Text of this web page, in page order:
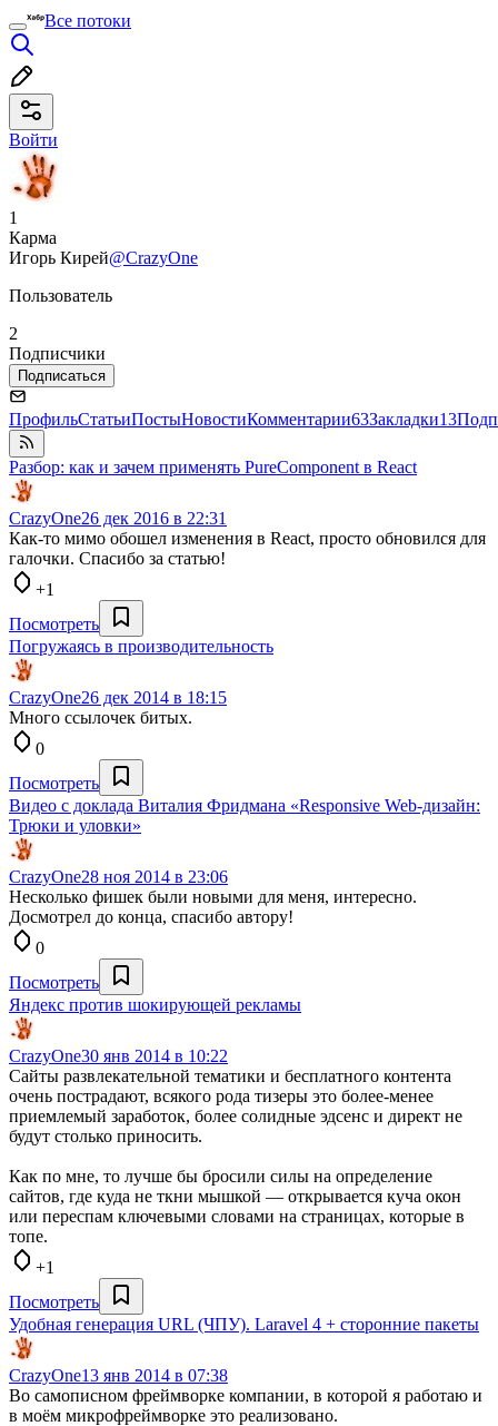
Все потоки
Войти
1
Карма
Игорь Кирей@CrazyOne
Пользователь
2
Подписчики
Подписаться
ПрофильСтатьиПостыНовостиКомментарии63Закладки13
Разбор: как и зачем применять PureComponent в React
CrazyOne26 дек 2016 в 22:31
Как-то мимо обошел изменения в React, просто обновился для
галочки. Спасибо за статью!
+1
Посмотреть
Погружаясь в производительность
CrazyOne26 дек 2014 в 18:15
Много ссылочек битых.
0
Посмотреть
Видео с доклада Виталия Фридмана «Responsive Web-дизайн:
Трюки и уловки»
CrazyOne28 ноя 2014 в 23:06
Несколько фишек были новыми для меня, интересно.
Досмотрел до конца, спасибо автору!
0
Посмотреть
Яндекс против шокирующей рекламы
CrazyOne30 янв 2014 в 10:22
Сайты развлекательной тематики и бесплатного контента
очень пострадают, всякого рода тизеры это более-менее
приемлемый заработок, более солидные эдсенс и директ не
будут столько приносить.
Как по мне, то лучше бы бросили силы на определение
сайтов, где куда не ткни мышкой — открывается куча окон
или переспам ключевыми словами на страницах, которые в
топе.
+1
Посмотреть
Удобная генерация URL (ЧПУ). Laravel 4 + сторонние пакеты
CrazyOne13 янв 2014 в 07:38
Во самописном фреймворке компании, в которой я работаю и
в моём микрофреймворке это реализовано.